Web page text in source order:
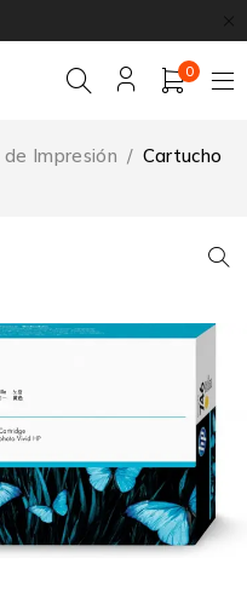
0
Impresión / Cartucho